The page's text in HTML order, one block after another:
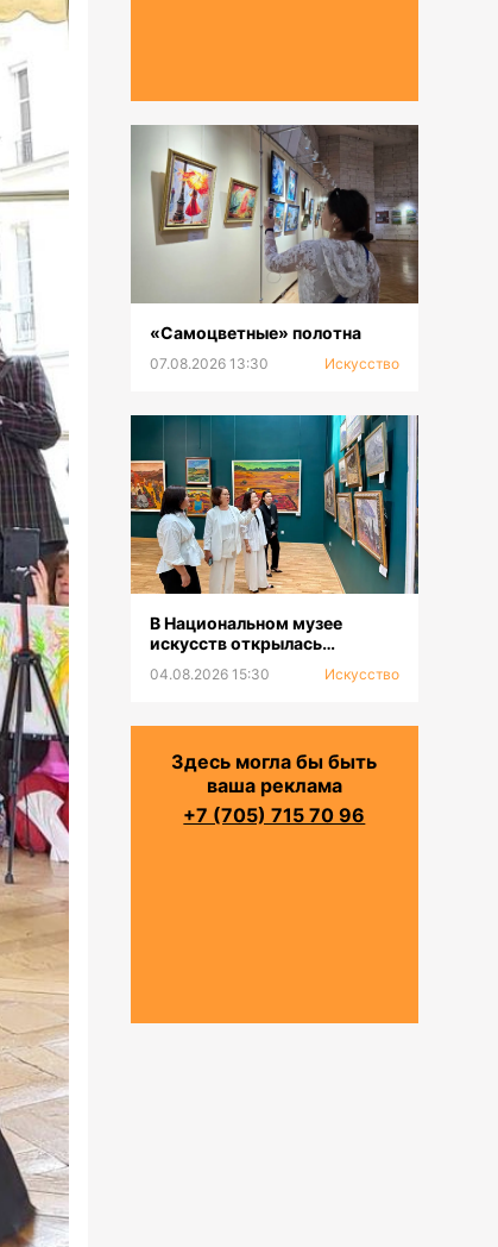
«Самоцветные» полотна
07.08.2026 13:30 Искусство
В Национальном музее
искусств открылась
Романова
04.08.2026 15:30 Искусство
Здесь могла бы быть
ваша реклама
+7 (705) 715 70 96